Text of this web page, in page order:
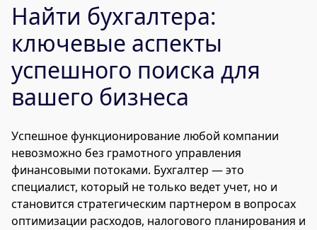
Найти бухгалтера:
ключевые аспекты
успешного поиска для
вашего бизнеса
Успешное функционирование любой компании
невозможно без грамотного управления
финансовыми потоками. Бухгалтер — это
специалист, который не только ведет учет, но и
становится стратегическим партнером в вопросах
оптимизации расходов, налогового планирования и